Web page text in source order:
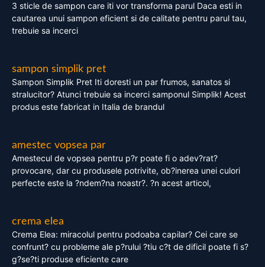
3 sticle de sampon care iti vor transforma parul Daca esti in
cautarea unui sampon eficient si de calitate pentru parul tau,
trebuie sa incerci
sampon simplik pret
Sampon Simplik Pret Iti doresti un par frumos, sanatos si
stralucitor? Atunci trebuie sa incerci samponul Simplik! Acest
produs este fabricat in Italia de brandul
amestec vopsea par
Amestecul de vopsea pentru p?r poate fi o adev?rat?
provocare, dar cu produsele potrivite, ob?inerea unei culori
perfecte este la ?ndem?na noastr?. ?n acest articol,
crema elea
Crema Elea: miracolul pentru podoaba capilar? Cei care se
confrunt? cu probleme ale p?rului ?tiu c?t de dificil poate fi s?
g?se?ti produse eficiente care